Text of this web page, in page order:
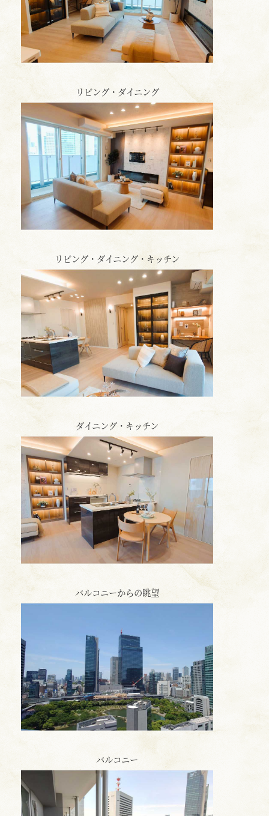
リビング・ダイニング
リビング・ダイニング・キッチン
ダイニング・キッチン
バルコニーからの眺望
バルコニー